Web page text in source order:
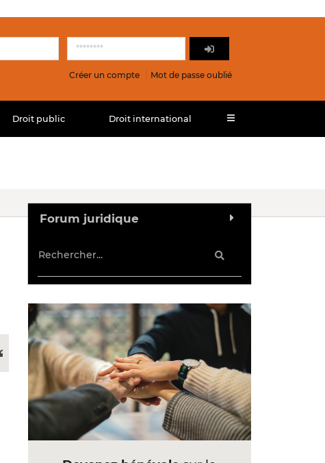
Créer un compte Mot de passe oublié
Droit public Droit international
Forum juridique